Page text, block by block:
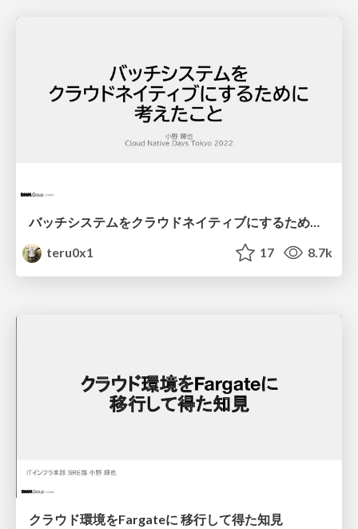
バッチシステムをクラウドネイティブにするために考えたこと
teru0x1
17 8.7k
クラウド環境をFargateに 移行して得た知見